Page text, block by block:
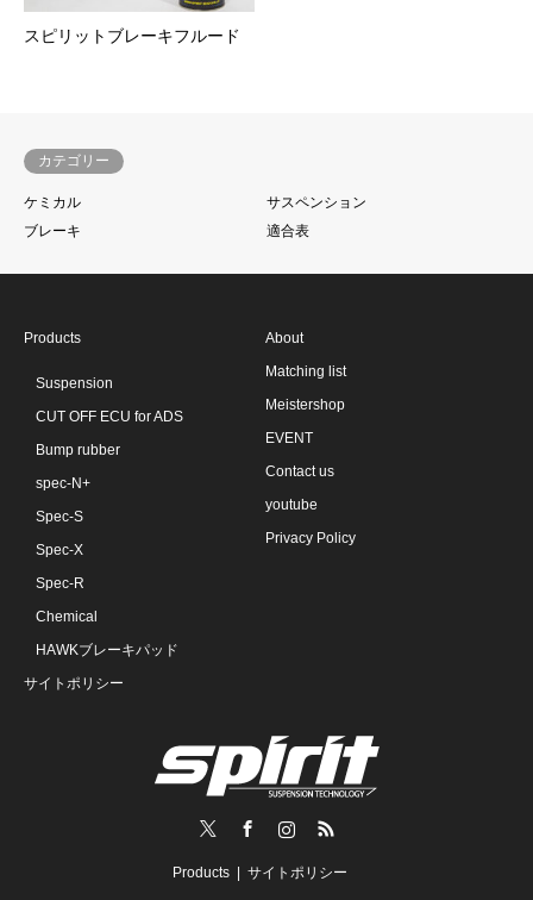
スピリットブレーキフルード
カテゴリー
ケミカル
サスペンション
ブレーキ
適合表
Products
Suspension
CUT OFF ECU for ADS
Bump rubber
spec-N+
Spec-S
Spec-X
Spec-R
Chemical
HAWKブレーキパッド
サイトポリシー
About
Matching list
Meistershop
EVENT
Contact us
youtube
Privacy Policy
RSS
Products サイトポリシー